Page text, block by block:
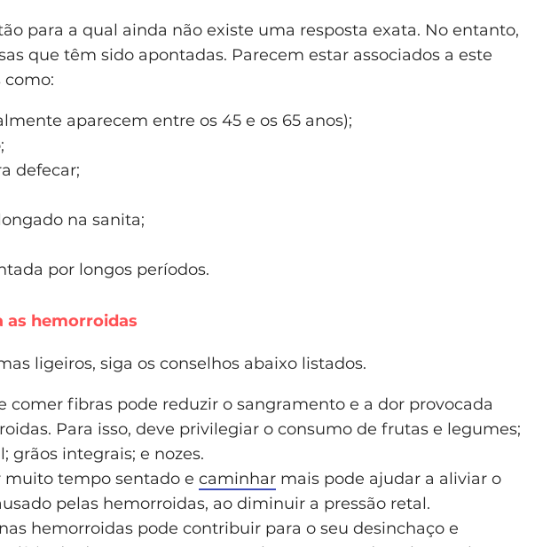
para a qual ainda não existe uma resposta exata. No entanto,
que têm sido apontadas. Parecem estar associados a este
como:
aparecem entre os 45 e os 65 anos);
defecar;
na sanita;
por longos períodos.
as hemorroidas
ligeiros, siga os conselhos abaixo listados.
comer fibras pode reduzir o sangramento e a dor provocada
Para isso, deve privilegiar o consumo de frutas e legumes;
grãos integrais; e nozes.
muito tempo sentado e caminhar mais pode ajudar a aliviar o
pelas hemorroidas, ao diminuir a pressão retal.
hemorroidas pode contribuir para o seu desinchaço e